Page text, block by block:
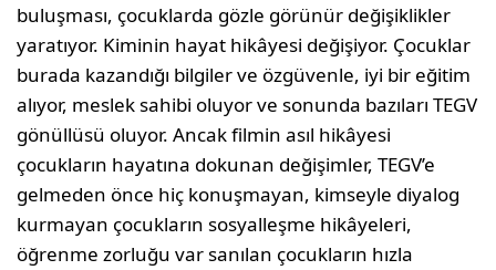
buluşması, çocuklarda gözle görünür değişiklikler
yaratıyor. Kiminin hayat hikâyesi değişiyor. Çocuklar
burada kazandığı bilgiler ve özgüvenle, iyi bir eğitim
alıyor, meslek sahibi oluyor ve sonunda bazıları TEGV
gönüllüsü oluyor. Ancak filmin asıl hikâyesi
çocukların hayatına dokunan değişimler, TEGV’e
gelmeden önce hiç konuşmayan, kimseyle diyalog
kurmayan çocukların sosyalleşme hikâyeleri,
öğrenme zorluğu var sanılan çocukların hızla